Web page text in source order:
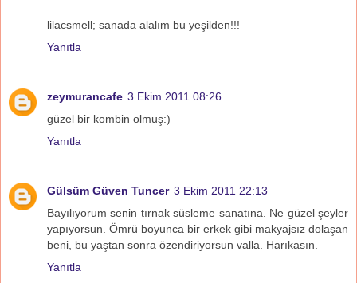
lilacsmell; sanada alalım bu yeşilden!!!
Yanıtla
zeymurancafe 3 Ekim 2011 08:26
güzel bir kombin olmuş:)
Yanıtla
Gülsüm Güven Tuncer 3 Ekim 2011 22:13
Bayılıyorum senin tırnak süsleme sanatına. Ne güzel şeyler
yapıyorsun. Ömrü boyunca bir erkek gibi makyajsız dolaşan
beni, bu yaştan sonra özendiriyorsun valla. Harıkasın.
Yanıtla